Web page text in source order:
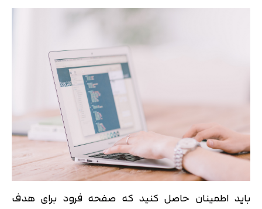
باید اطمینان حاصل کنید که صفحه فرود برای هدف
تایید کد